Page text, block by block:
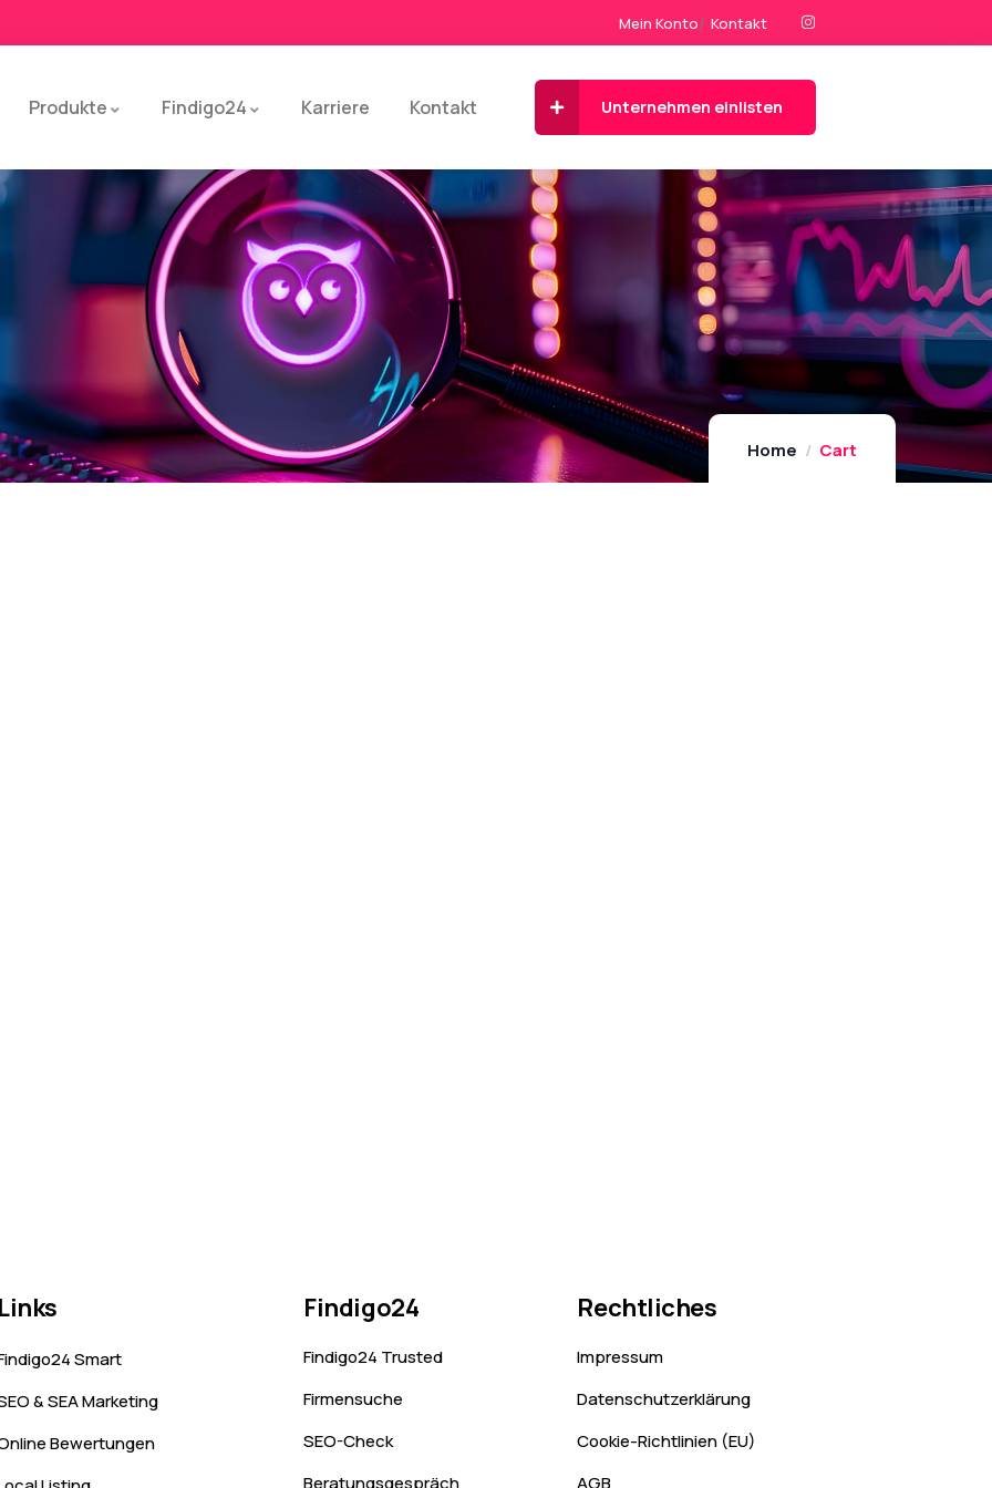
Mein Konto Kontakt
Produkte Findigo24 Karriere Kontakt Unternehmen einlisten
Home Cart
Smart
& SEA Marketing
Bewertungen
Findigo24
Findigo24 Trusted
Firmensuche
SEO-Check
Beratungsgespräch
Rechtliches
Impressum
Datenschutzerklärung
Cookie-Richtlinien (EU)
AGB